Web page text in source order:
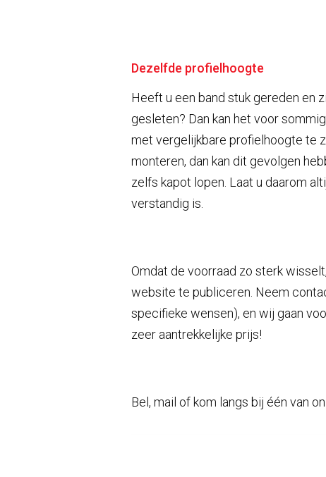
Dezelfde profielhoogte
Heeft u een band stuk gereden en
gesleten? Dan kan het voor
met vergelijkbare profielhoogte te
monteren, dan kan dit gevolgen
zelfs kapot lopen. Laat u daarom
verstandig is.
Omdat de voorraad zo sterk
website te publiceren. Neem
specifieke wensen), en wij gaan
zeer aantrekkelijke prijs!
Bel, mail of kom langs bij één van